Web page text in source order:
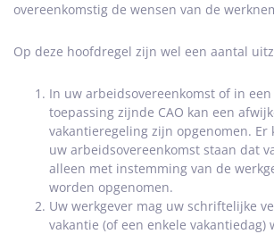
overeenkomstig de wensen van de
Op deze hoofdregel zijn wel een aantal
In uw arbeidsovereenkomst of in
toepassing zijnde CAO kan een
vakantieregeling zijn opgenomen.
uw arbeidsovereenkomst staan dat
alleen met instemming van de
worden opgenomen.
Uw werkgever mag uw schriftelijke
vakantie (of een enkele vakantiedag)